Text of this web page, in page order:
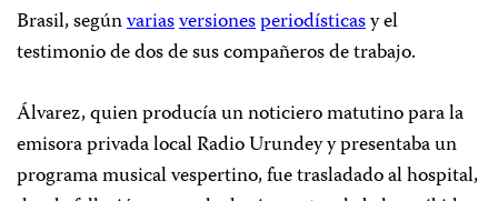
Brasil, segúnvariasversionesperiodísticasy el
testimonio de dos de sus compañeros de trabajo.
Álvarez, quien producía un noticiero matutino para la
emisora privada local Radio Urundey y presentaba un
programa musical vespertino, fue trasladado al hospital,